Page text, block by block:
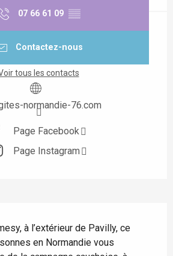
07 66 61 09 ▒▒
Contactez-nous
tous les contacts
normandie-76.com
Page Facebook
Page Instagram
à l’extérieur de Pavilly, ce
en Normandie vous